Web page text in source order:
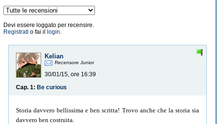
Devi essere loggato per recensire.
Registrati o fai il login.
Kelian
Recensore Junior
30/01/15, ore 16:39
Cap. 1: Be curious
Storia davvero bellissima e ben scritta! Trovo anche che la storia sia
davvero ben costruita.